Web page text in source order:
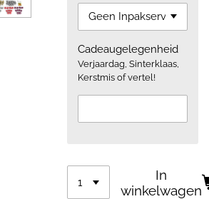
Cadeaugelegenheid
Verjaardag, Sinterklaas,
Kerstmis of vertel!
In
winkelwagen